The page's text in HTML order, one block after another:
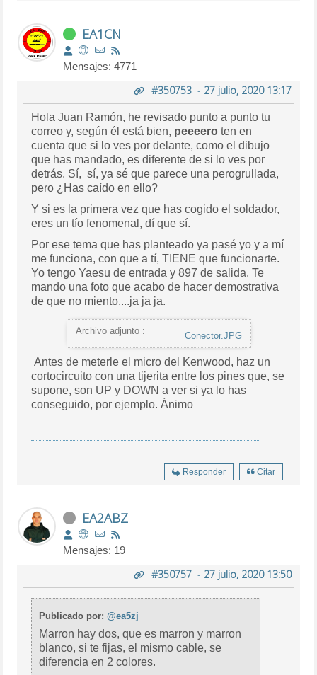
EA1CN
Mensajes: 4771
#350753- 27 julio, 2020 13:17
Hola Juan Ramón, he revisado punto a punto tu
correo y, según él está bien, peeeero ten en
cuenta que si lo ves por delante, como el dibujo
que has mandado, es diferente de si lo ves por
detrás. Sí, sí, ya sé que parece una perogrullada,
pero ¿Has caído en ello?
Y si es la primera vez que has cogido el soldador,
eres un tío fenomenal, dí que sí.
Por ese tema que has planteado ya pasé yo y a mí
me funciona, con que a tí, TIENE que funcionarte.
Yo tengo Yaesu de entrada y 897 de salida. Te
mando una foto que acabo de hacer demostrativa
de que no miento....ja ja ja.
Archivo adjunto : Conector.JPG
Antes de meterle el micro del Kenwood, haz un
cortocircuito con una tijerita entre los pines que, se
supone, son UP y DOWN a ver si ya lo has
conseguido, por ejemplo. Ánimo
Responder Citar
EA2ABZ
Mensajes: 19
#350757- 27 julio, 2020 13:50
Publicado por:@ea5zj
Marron hay dos, que es marron y marron
blanco, si te fijas, el mismo cable, se
diferencia en 2 colores.